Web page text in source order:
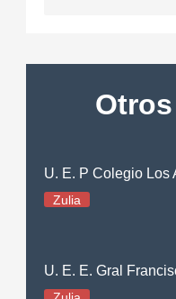
U. E. P Colegio Los
Zulia
U. E. E. Gral